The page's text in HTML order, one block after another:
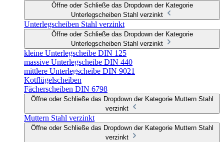
Öffne oder Schließe das Dropdown der Kategorie
Unterlegscheiben Stahl verzinkt
Unterlegscheiben Stahl verzinkt
Öffne oder Schließe das Dropdown der Kategorie
Unterlegscheiben Stahl verzinkt
kleine Unterlegscheibe DIN 125
massive Unterlegscheibe DIN 440
mittlere Unterlegscheibe DIN 9021
Kotflügelscheiben
Fächerscheiben DIN 6798
Öffne oder Schließe das Dropdown der Kategorie Muttern Stahl
verzinkt
Muttern Stahl verzinkt
Öffne oder Schließe das Dropdown der Kategorie Muttern Stahl
verzinkt